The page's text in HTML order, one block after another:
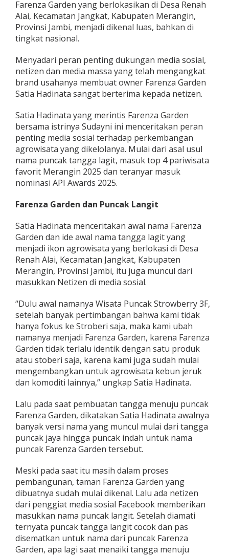
Farenza Garden yang berlokasikan di Desa Renah
Alai, Kecamatan Jangkat, Kabupaten Merangin,
Provinsi Jambi, menjadi dikenal luas, bahkan di
tingkat nasional.
Menyadari peran penting dukungan media sosial,
netizen dan media massa yang telah mengangkat
brand usahanya membuat owner Farenza Garden
Satia Hadinata sangat berterima kepada netizen.
Satia Hadinata yang merintis Farenza Garden
bersama istrinya Sudayni ini menceritakan peran
penting media sosial terhadap perkembangan
agrowisata yang dikelolanya. Mulai dari asal usul
nama puncak tangga lagit, masuk top 4 pariwisata
favorit Merangin 2025 dan teranyar masuk
nominasi API Awards 2025.
Farenza Garden dan Puncak Langit
Satia Hadinata menceritakan awal nama Farenza
Garden dan ide awal nama tangga lagit yang
menjadi ikon agrowisata yang berlokasi di Desa
Renah Alai, Kecamatan Jangkat, Kabupaten
Merangin, Provinsi Jambi, itu juga muncul dari
masukkan Netizen di media sosial.
“Dulu awal namanya Wisata Puncak Strowberry 3F,
setelah banyak pertimbangan bahwa kami tidak
hanya fokus ke Stroberi saja, maka kami ubah
namanya menjadi Farenza Garden, karena Farenza
Garden tidak terlalu identik dengan satu produk
atau stoberi saja, karena kami juga sudah mulai
mengembangkan untuk agrowisata kebun jeruk
dan komoditi lainnya,” ungkap Satia Hadinata.
Lalu pada saat pembuatan tangga menuju puncak
Farenza Garden, dikatakan Satia Hadinata awalnya
banyak versi nama yang muncul mulai dari tangga
puncak jaya hingga puncak indah untuk nama
puncak Farenza Garden tersebut.
Meski pada saat itu masih dalam proses
pembangunan, taman Farenza Garden yang
dibuatnya sudah mulai dikenal. Lalu ada netizen
dari penggiat media sosial Facebook memberikan
masukkan nama puncak langit. Setelah diamati
ternyata puncak tangga langit cocok dan pas
disematkan untuk nama dari puncak Farenza
Garden, apa lagi saat menaiki tangga menuju